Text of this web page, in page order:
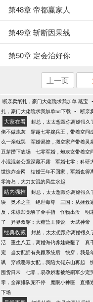
第48章 帝都赢家人
第49章 斩断因果线
第50章 定会治好你
上一页
断亲卖纸扎，豪门大佬跪求我加单 蒸宝 -
扎，豪门大佬跪求我加单txt下载 - 断亲
大家在看 封总，太太想跟你离婚很久
佬不做炮灰
穿越七零嫁兵王，带着空间
么一亲就哭
军婚易撩，搬空家产带着灵
豆芽攒下农场
七零军婚，炮灰女带着空
小混混老公竟深藏不露
军婚七零：科研
世惊炸全网
结婚三年不回家，军婚也得
零海岛，大力女混的风生水起
站内强推 封总，太太想跟你离婚很久
诀
奥术之主 绝世毒尊 三国：从拯救
反，朱棣却觉醒了金手指
怪物出没 明
了
异界双穿：大糖盐王传说 天武神帝
经典收藏 封总，太太想跟你离婚很久
活
重生八五，离婚海钓养娃赚翻了 真
宠
当女配拥有美颜系统后 快穿，我是
飒
穿成恶毒女配，我陪大佬东山再起
囤货日常
七零，易孕娇妻被绝嗣军少宠
零，全家排队宠不停
魔眼小神医 直播
下场